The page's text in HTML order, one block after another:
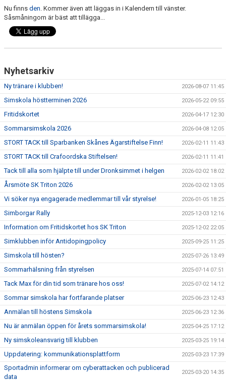
Nu finns den. Kommer även att läggas in i Kalendern till vänster.
Såsmåningom är bäst att tillägga...
Nyhetsarkiv
Ny tränare i klubben! 2026-08-07 11:45
Simskola höstterminen 2026 2026-05-22 09:55
Fritidskortet 2026-04-17 12:30
Sommarsimskola 2026 2026-04-08 12:05
STORT TACK till Sparbanken Skånes Ägarstiftelse Finn! 2026-02-11 11:43
STORT TACK till Crafoordska Stiftelsen! 2026-02-11 11:41
Tack till alla som hjälpte till under Dronksimmet i helgen 2026-02-02 18:02
Årsmöte SK Triton 2026 2026-02-02 13:05
Vi söker nya engagerade medlemmar till vår styrelse! 2026-01-05 18:25
Simborgar Rally 2025-12-03 12:16
Information om Fritidskortet hos SK Triton 2025-12-02 22:05
Simklubben inför Antidopingpolicy 2025-09-25 11:25
Simskola till hösten? 2025-07-26 13:49
Sommarhälsning från styrelsen 2025-07-14 07:51
Tack Max för din tid som tränare hos oss! 2025-07-02 14:12
Sommar simskola har fortfarande platser 2025-06-23 12:43
Anmälan till höstens Simskola 2025-06-23 12:36
Nu är anmälan öppen för årets sommarsimskola! 2025-04-25 17:12
Ny simskoleansvarig till klubben 2025-03-25 19:14
Uppdatering: kommunikationsplattform 2025-03-23 17:39
Sportadmin informerar om cyberattacken och publicerad
data
2025-03-20 14:35